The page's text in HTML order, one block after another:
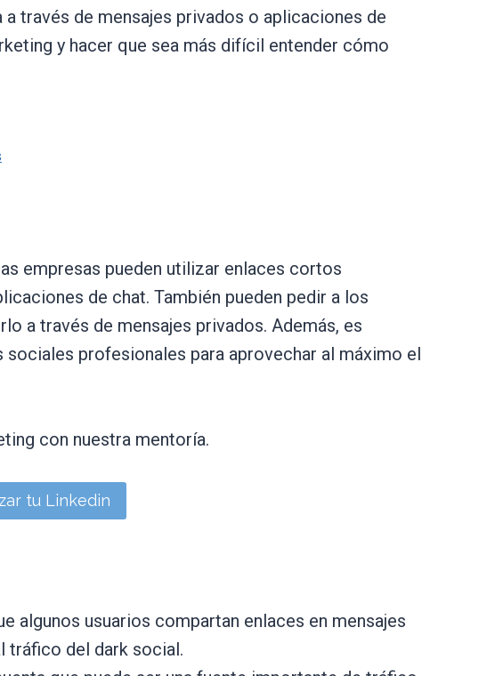
través de mensajes privados o aplicaciones de
y hacer que sea más difícil entender cómo
empresas pueden utilizar enlaces cortos
de chat. También pueden pedir a los
a través de mensajes privados. Además, es
profesionales para aprovechar al máximo el
con nuestra mentoría.
tu Linkedin
algunos usuarios compartan enlaces en mensajes
tráfico del dark social.